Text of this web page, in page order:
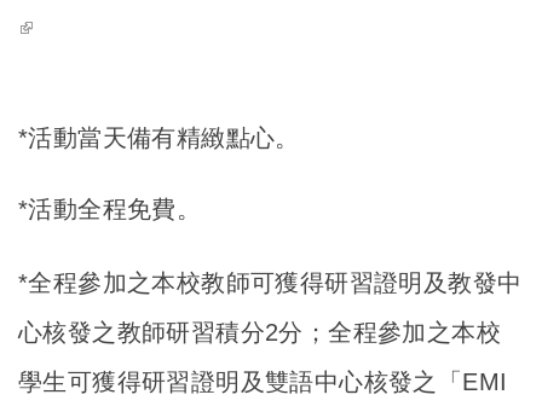
(link is external)
*活動當天備有精緻點心。
*活動全程免費。
*全程參加之本校教師可獲得研習證明及教發中
心核發之教師研習積分2分；全程參加之本校
學生可獲得研習證明及雙語中心核發之「EMI